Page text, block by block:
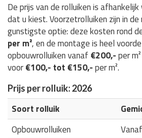
De prijs van de rolluiken is
dat u kiest. Voorzetrolluiken zijn in
gunstigste optie: deze kosten rond
per m², en de montage is heel
opbouwrolluiken vanaf €200,-per
voor€100,- tot €150,-per m².
Prijs per rolluik: 2026
Soort rolluik
Opbouwrolluiken